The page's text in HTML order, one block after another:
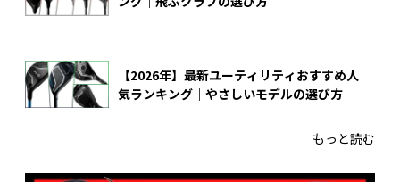
【2026年】最新ユーティリティおすすめ人
気ランキング｜やさしいモデルの選び方
もっと読む